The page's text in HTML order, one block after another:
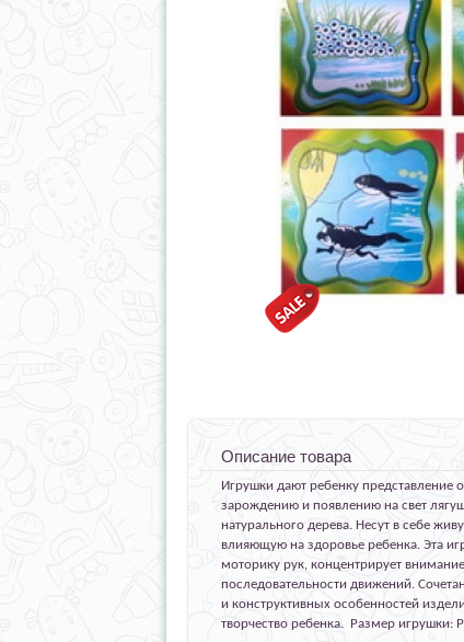
Описание товара
Игрушки дают ребенку представление
зарождению и появлению на свет
натурального дерева. Несут в себе
влияющую на здоровье ребенка. Эта
моторику рук, концентрирует
последовательности движений.
и конструктивных особенностей
творчество ребенка. Размер